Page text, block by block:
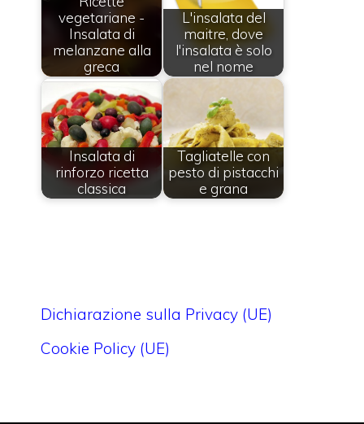
vegetariane -
Insalata di
melanzane alla
greca
L'insalata del
maitre, dove
l'insalata è solo
nel nome
Insalata di
rinforzo ricetta
classica
Tagliatelle con
pesto di pistacchi
e grana
Dichiarazione sulla Privacy (UE)
Cookie Policy (UE)